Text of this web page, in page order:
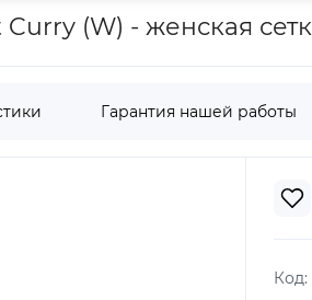
(W) - женская
Гарантия нашей работы
Код: